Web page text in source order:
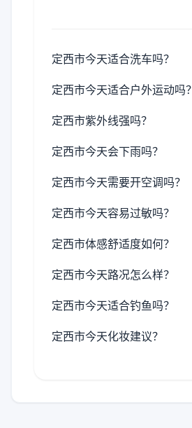
定西市今天适合洗车吗？
定西市今天适合户外运动吗？
定西市紫外线强吗？
定西市今天会下雨吗？
定西市今天需要开空调吗？
定西市今天容易过敏吗？
定西市体感舒适度如何？
定西市今天路况怎么样？
定西市今天适合钓鱼吗？
定西市今天化妆建议？